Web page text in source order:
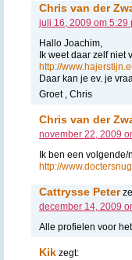
Chris van der
juli 16, 2009 om 5:29
Hallo Joachim,
Ik weet daar zelf niet
http://
Daar kan je ev. je
Groet , Chris
Chris van der
november 22, 2009
Ik ben een
http://
Cattrysse Peter
december 14, 2009
Alle profielen voor
Kik zegt: